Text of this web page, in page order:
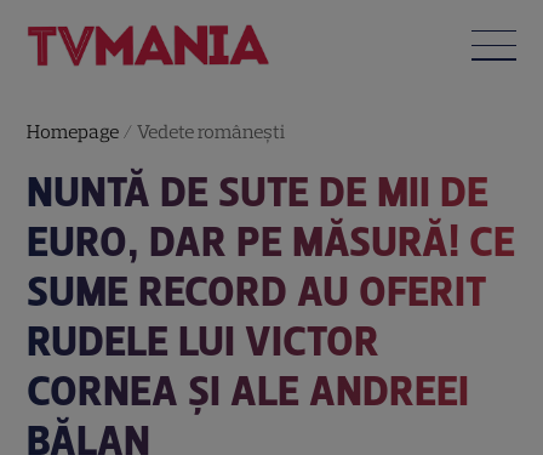
Homepage /Vedete româneşti
NUNTĂ DE SUTE DE MII DE
EURO, DAR PE MĂSURĂ! CE
SUME RECORD AU OFERIT
RUDELE LUI VICTOR
CORNEA ȘI ALE ANDREEI
BĂLAN